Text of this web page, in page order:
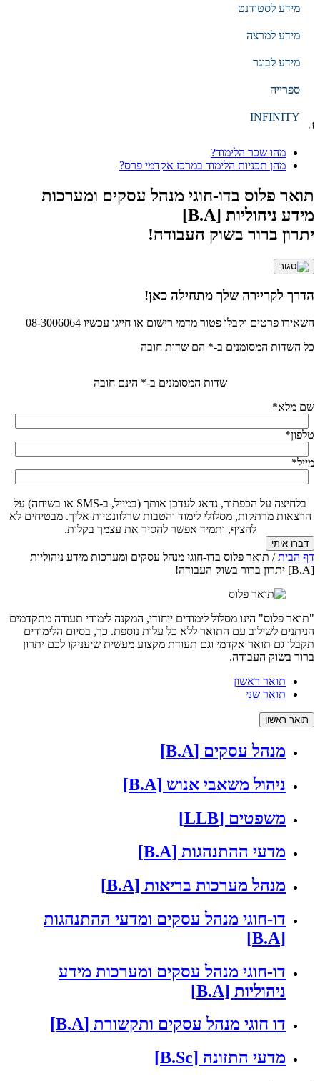
מידע לסטודנט
מידע למרצה
מידע לבוגר
ספרייה
INFINITY
EN
חיפושים נפוצים
מהו שכר הלימוד?
מהן תכניות הלימוד במרכז אקדמי פרס?
תואר פלוס בדו-חוגי מנהל עסקים ומערכות
מידע ניהוליות [B.A]
יתרון ברור בשוק העבודה!
הדרך לקריירה שלך מתחילה כאן!
השאירו פרטים וקבלו פטור מדמי רישום או חייגו עכשיו 08-3006064
כל השדות המסומנים ב-* הם שדות חובה
שדות המסומנים ב-* הינם חובה
שם מלא*
טלפון*
מייל*
בלחיצה על הכפתור, נדאג לעדכן אותך (במייל, ב-SMS או בשיחה) על
הרצאות מרתקות, מסלולי לימוד והטבות שרלוונטיות אליך. מבטיחים לא
להציף, ותמיד אפשר להסיר את עצמך בקלות.
דף הבית/ תואר פלוס בדו-חוגי מנהל עסקים ומערכות מידע ניהוליות
[B.A] יתרון ברור בשוק העבודה!
"תואר פלוס" הינו מסלול לימודים ייחודי, המקנה לימודי תעודה מתקדמים
הניתנים לשילוב עם התואר ללא כל עלות נוספת. כך, בסיום הלימודים
תקבלו גם תואר אקדמי וגם תעודת מקצוע מעשית שיעניקו לכם יתרון
ברור בשוק העבודה.
תואר ראשון
תואר שני
תואר ראשון
מנהל עסקים [B.A]
ניהול משאבי אנוש [B.A]
משפטים [LLB]
מדעי ההתנהגות [B.A]
מנהל מערכות בריאות [B.A]
דו-חוגי מנהל עסקים ומדעי ההתנהגות
[B.A]
דו-חוגי מנהל עסקים ומערכות מידע
ניהוליות [B.A]
דו חוגי מנהל עסקים ותקשורת [B.A]
מדעי התזונה [B.Sc]